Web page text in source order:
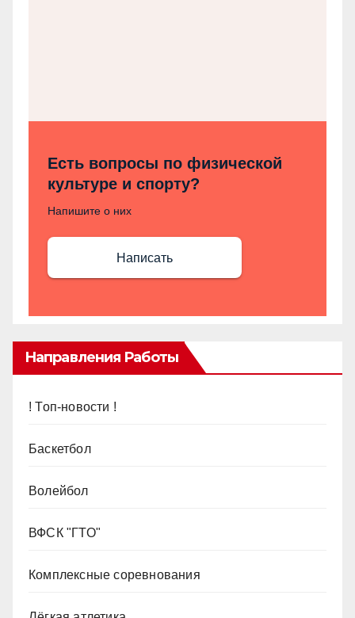
Есть вопросы по физической
культуре и спорту?
Напишите о них
Написать
Направления Работы
! Топ-новости !
Баскетбол
Волейбол
ВФСК "ГТО"
Комплексные соревнования